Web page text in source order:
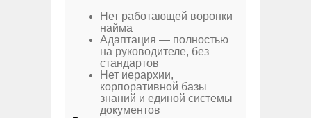
Нет работающей воронки
найма
Адаптация — полностью
на руководителе, без
стандартов
Нет иерархии,
корпоративной базы
знаний и единой системы
документов